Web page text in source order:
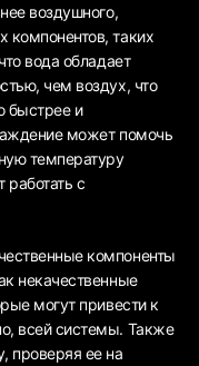
воздушного,
компонентов, таких
вода обладает
чем воздух, что
быстрее и
может помочь
температуру
работать с
компоненты
некачественные
могут привести к
всей системы. Также
проверяя ее на